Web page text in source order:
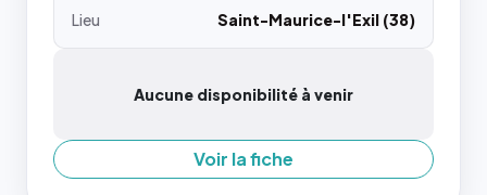
Lieu
Saint-Maurice-l'Exil (38)
Aucune disponibilité à venir
Voir la fiche